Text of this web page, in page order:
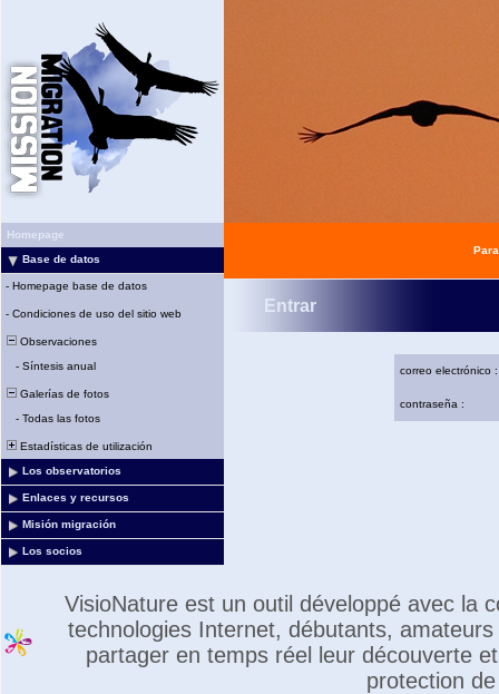
Homepage
Base de datos
- Homepage base de datos
- Condiciones de uso del sitio web
Observaciones
- Síntesis anual
Galerías de fotos
- Todas las fotos
Estadísticas de utilización
Los observatorios
Enlaces y recursos
Misión migración
Los socios
Entrar
correo electrónico :
contraseña :
VisioNature est un outil développé avec la
technologies Internet, débutants,
partager en temps réel leur découverte
protection